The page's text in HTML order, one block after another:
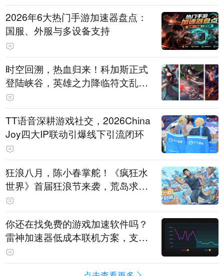
2026年6大热门手游加速器盘点：
国服、外服与多设备支持
时空回溯，热血归来！科加斯正式
登陆峡谷，英雄之力降临符文乱
斗！
TT语音深耕游戏社交，2026China
Joy四大IP联动引爆线下引流闭环
狂浪八月，陈小春掌舵！《疯狂水
世界》首届狂浪节来袭，荒岛求生
直播即将开启
你还在找免费的游戏加速软件吗？
雷神加速器低成本联机方案，支持
免费试用